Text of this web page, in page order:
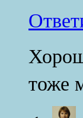
тоже